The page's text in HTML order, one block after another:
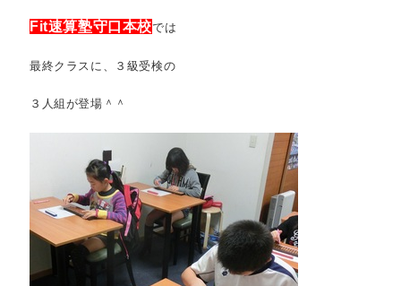
Fit速算塾守口本校では
最終クラスに、３級受検の
３人組が登場＾＾